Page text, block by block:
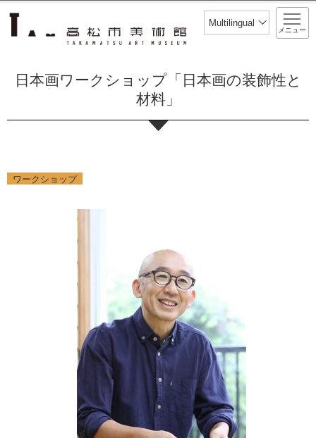
Multilingual
メニュー
日本画ワークショップ「日本画の装飾性と
材料」
ワークショップ